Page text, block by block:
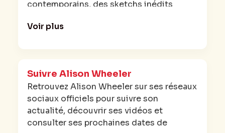
elle a quitté l’émission Quotidien pour se
consacrer à son one-woman-show, qui a
débuté le 29 septembre. En parallèle,
Alison Wheelerpoursuit aussi un
parcours de comédienne à l’écran, avec
contemporains, des sketchs inédits
chansons.
Voir plus
Suivre Alison Wheeler
Retrouvez Alison Wheeler sur ses réseaux
sociaux officiels pour suivre son
actualité, découvrir ses vidéos et
consulter ses prochaines dates de